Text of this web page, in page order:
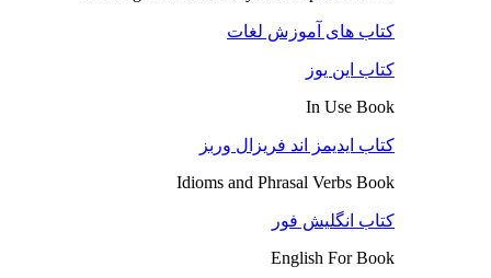
کتاب های آموزش لغات
کتاب این یوز
In Use Book
کتاب ایدیمز اند فریزال وربز
Idioms and Phrasal Verbs Book
کتاب انگلیش فور
English For Book